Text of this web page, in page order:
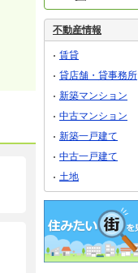
不動産情報
賃貸
貸店舗・貸事務所
新築マンション
中古マンション
新築一戸建て
中古一戸建て
土地